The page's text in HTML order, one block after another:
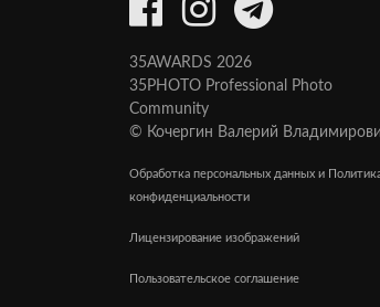
35AWARDS 2026
35PHOTO Professional Photo
Community
© Кочергин Валерий
Обработка персональных данных и
конфиденциальности
Лицензирование изображений
Пользовательское соглашение